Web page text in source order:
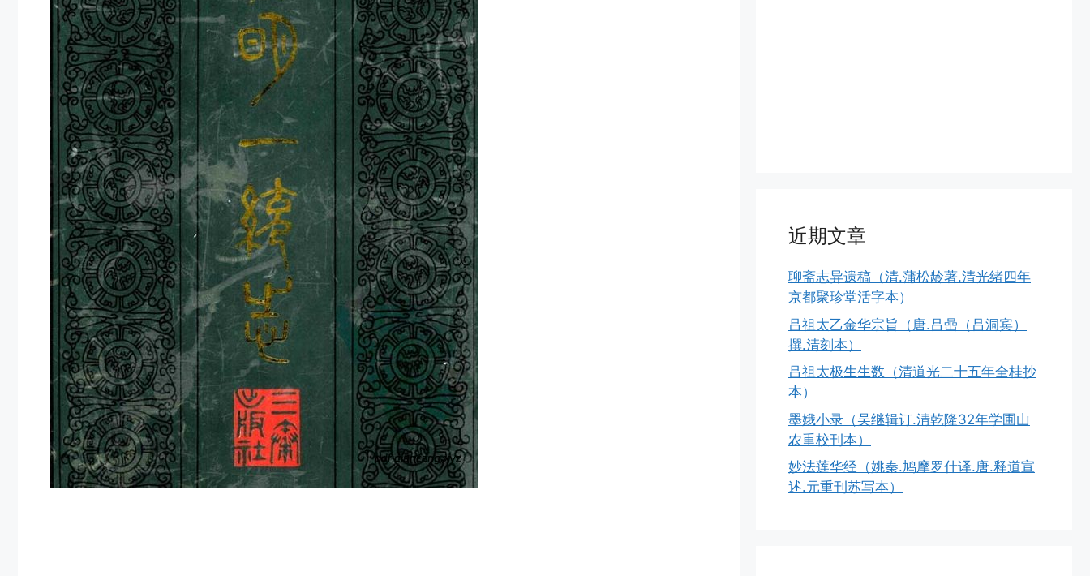
近期文章
聊斋志异遗稿（清.蒲松龄著.清光绪四年
京都聚珍堂活字本）
吕祖太乙金华宗旨（唐.吕喦（吕洞宾）
撰.清刻本）
吕祖太极生生数（清道光二十五年全桂抄
本）
墨娥小录（吴继辑订.清乾隆32年学圃山
农重校刊本）
妙法莲华经（姚秦.鸠摩罗什译.唐.释道宣
述.元重刊苏写本）